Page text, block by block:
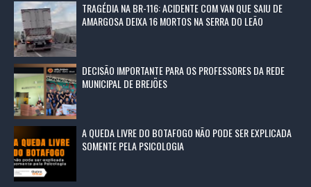
TRAGÉDIA NA BR-116: ACIDENTE COM VAN QUE SAIU DE
AMARGOSA DEIXA 16 MORTOS NA SERRA DO LEÃO
DECISÃO IMPORTANTE PARA OS PROFESSORES DA REDE
MUNICIPAL DE BREJÕES
A QUEDA LIVRE DO BOTAFOGO NÃO PODE SER EXPLICADA
SOMENTE PELA PSICOLOGIA